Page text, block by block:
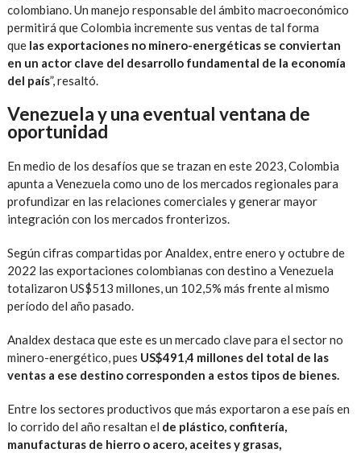
colombiano. Un manejo responsable del ámbito macroeconómico
permitirá que Colombia incremente sus ventas de tal forma
que las exportaciones no minero-energéticas se conviertan
en un actor clave del desarrollo fundamental de la economía
del país”, resaltó.
Venezuela y una eventual ventana de
oportunidad
En medio de los desafíos que se trazan en este 2023, Colombia
apunta a Venezuela como uno de los mercados regionales para
profundizar en las relaciones comerciales y generar mayor
integración con los mercados fronterizos.
Según cifras compartidas por Analdex, entre enero y octubre de
2022 las exportaciones colombianas con destino a Venezuela
totalizaron US$513 millones, un 102,5% más frente al mismo
período del año pasado.
Analdex destaca que este es un mercado clave para el sector no
minero-energético, pues US$491,4 millones del total de las
ventas a ese destino corresponden a estos tipos de bienes.
Entre los sectores productivos que más exportaron a ese país en
lo corrido del año resaltan el de plástico, confitería,
manufacturas de hierro o acero, aceites y grasas,